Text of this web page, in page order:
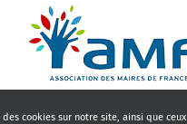
des cookies sur notre site, ainsi que ceux